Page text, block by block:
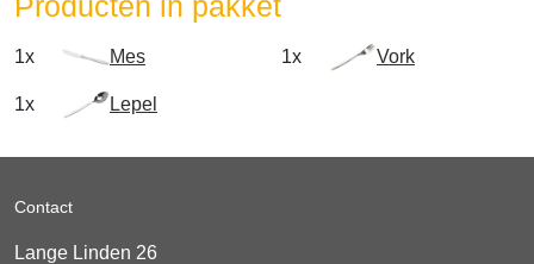
1x Mes 1x Vork
1x Lepel
Contact
Lange Linden 26